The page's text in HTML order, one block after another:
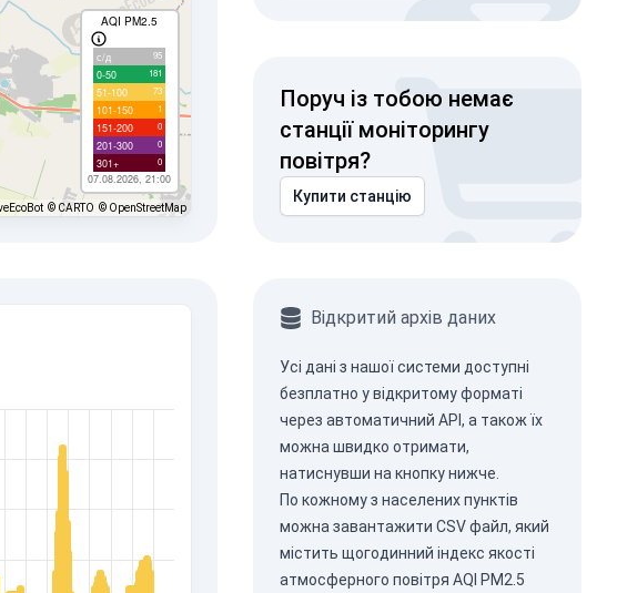
AQI PM2.5
с/д 95
0-50 181
51-100 73
101-150 1
151-200 0
201-300 0
301+ 0
07.08.2026, 21:00
© CARTO © OpenStreetMap
Поруч із тобою немає
станції моніторингу
повітря?
Купити станцію
Відкритий архів даних
Усі дані з нашої системи доступні
безплатно у відкритому форматі
через автоматичний API , а також їх
можна швидко отримати,
натиснувши на кнопку нижче.
По кожному з населених пунктів
можна завантажити CSV файл, який
містить щогодинний індекс якості
атмосферного повітря AQI PM2.5